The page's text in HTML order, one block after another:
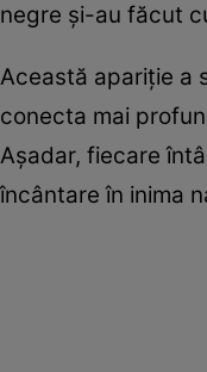
negre și-au făcut
Această apariție a
conecta mai
Așadar, fiecare
încântare în inima